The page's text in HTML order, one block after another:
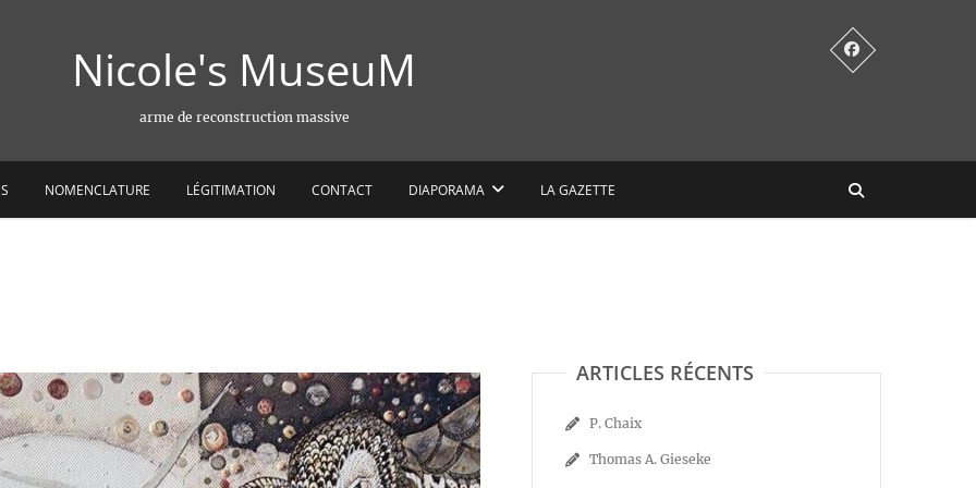
Nicole's MuseuM
arme de reconstruction massive
NOMENCLATURE LÉGITIMATION CONTACT DIAPORAMA LA GAZETTE
ARTICLES RÉCENTS
P. Chaix
Thomas A. Gieseke